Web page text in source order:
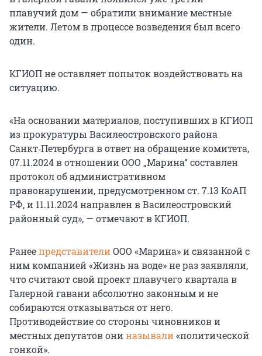
плавучий дом — обратили внимание местные
жители. Летом в процессе возведения был всего
один.
КГИОП не оставляет попыток воздействовать на
ситуацию.
«На основании материалов, поступивших в КГИОП
из прокуратуры Василеостровского района
Санкт‑Петербурга в ответ на обращение комитета,
07.11.2024 в отношении ООО „Марина“ составлен
протокол об административном
правонарушении, предусмотренном ст. 7.13 КоАП
РФ, и 11.11.2024 направлен в Василеостровский
районный суд», — отмечают в КГИОП.
РанеепредставителиООО «Марина» и связанной с
ним компанией «Жизнь на воде» не раз заявляли,
что считают свой проект плавучего квартала в
Галерной гавани абсолютно законным и не
собираются отказываться от него.
Противодействие со стороны чиновников и
местных депутатов ониназывали«политической
гонкой».